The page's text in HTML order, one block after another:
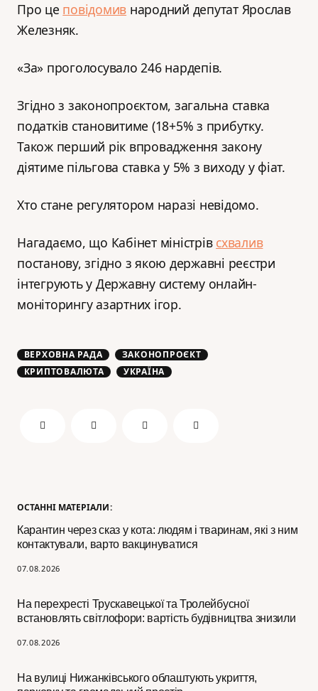
ОСТАННІ МАТЕРІАЛИ:
Карантин через сказ у кота: людям і тваринам, які з ним
контактували, варто вакцинуватися
07.08.2026
На перехресті Трускавецької та Тролейбусної
встановлять світлофори: вартість будівництва знизили
07.08.2026
На вулиці Нижанківського облаштують укриття,
Про це повідомив народний депутат Ярослав
Железняк.
«За» проголосувало 246 нардепів.
Згідно з законопроєктом, загальна ставка
податків становитиме (18+5% з прибутку.
Також перший рік впровадження закону
діятиме пільгова ставка у 5% з виходу у фіат.
Хто стане регулятором наразі невідомо.
Нагадаємо, що Кабінет міністрів схвалив
постанову, згідно з якою державні реєстри
інтегрують у Державну систему онлайн-
моніторингу азартних ігор.
ВЕРХОВНА РАДА
ЗАКОНОПРОЄКТ
КРИПТОВАЛЮТА
УКРАЇНА